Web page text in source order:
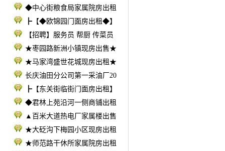
◆中心街粮食局家属院房出租
┣【◆欧锦园门面房出租◆】
【招聘】服务员 帮厨 传菜员
★枣园路新洲小镇现房出售★
★马家湾盛世花城现房出租★
长庆油田分公司第一采油厂20
┣【东关街临街门面房出租】
◆君林上苑沿河一侧商铺出租
▲百米大道热电厂家属楼出售
★大砭沟下梅园小区现房出租
★师范路干休所家属院房出租